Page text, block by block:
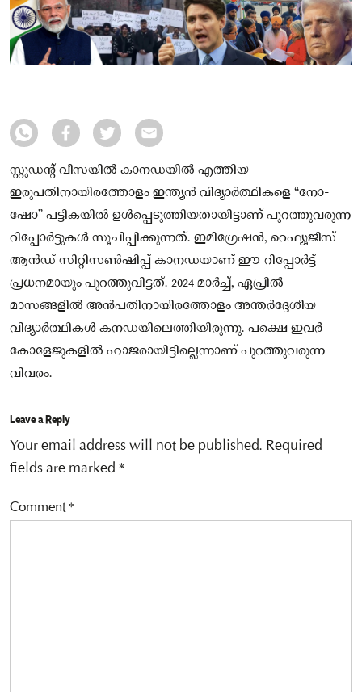
സ്റ്റുഡൻ്റ് വീസയിൽ കാനഡയിൽ എത്തിയ
ഇരുപതിനായിരത്തോളം ഇന്ത്യൻ വിദ്യാർത്ഥികളെ “നോ-
ഷോ” പട്ടികയിൽ ഉൾപ്പെടുത്തിയതായിട്ടാണ് പുറത്തുവരുന്ന
റിപ്പോർട്ടുകൾ സൂചിപ്പിക്കുന്നത്. ഇമിഗ്രേഷൻ, റെഫ്യൂജീസ്
ആൻഡ് സിറ്റിസൺഷിപ്പ് കാനഡയാണ് ഈ റിപ്പോർട്ട്
പ്രധനമായും പുറത്തുവിട്ടത്. 2024 മാർച്ച്, ഏപ്രിൽ
മാസങ്ങളിൽ അൻപതിനായിരത്തോളം അന്തർദ്ദേശീയ
വിദ്യാർത്ഥികൾ കനഡയിലെത്തിയിരുന്നു. പക്ഷെ ഇവർ
കോളേജുകളിൽ ഹാജരായിട്ടില്ലെന്നാണ് പുറത്തുവരുന്ന
വിവരം.
Leave a Reply
Your email address will not be published. Required
fields are marked *
Comment*